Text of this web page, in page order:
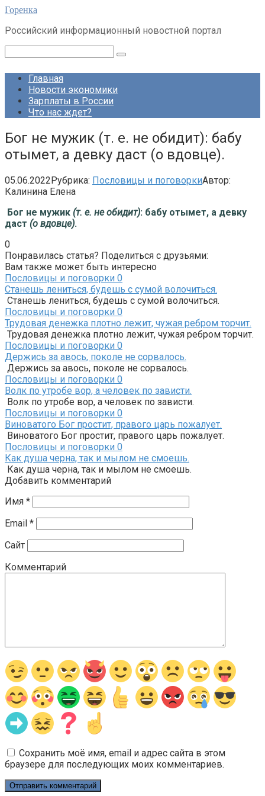
Перейти
контенту
Горенка
Российский информационный новостной портал
Главная
Новости экономики
Зарплаты в России
Что нас ждет?
Бог не мужик (т. е. не обидит): бабу
отымет, а девку даст (о вдовце).
05.06.2022Рубрика: Пословицы и поговоркиАвтор:
Калинина Елена
Бог не мужик (т. е. не обидит): бабу отымет, а девку
даст (о вдовце).
0
Понравилась статья? Поделиться с друзьями:
Вам также может быть интересно
Пословицы и поговорки 0
Станешь лениться, будешь с сумой волочиться.
Станешь лениться, будешь с сумой волочиться.
Пословицы и поговорки 0
Трудовая денежка плотно лежит, чужая ребром торчит.
Трудовая денежка плотно лежит, чужая ребром торчит.
Пословицы и поговорки 0
Держись за авось, поколе не сорвалось.
Держись за авось, поколе не сорвалось.
Пословицы и поговорки 0
Волк по утробе вор, а человек по зависти.
Волк по утробе вор, а человек по зависти.
Пословицы и поговорки 0
Виноватого Бог простит, правого царь пожалует.
Виноватого Бог простит, правого царь пожалует.
Пословицы и поговорки 0
Как душа черна, так и мылом не смоешь.
Как душа черна, так и мылом не смоешь.
Добавить комментарий
Имя *
Email *
Сайт
Комментарий
Сохранить моё имя, email и адрес сайта в этом
браузере для последующих моих комментариев.